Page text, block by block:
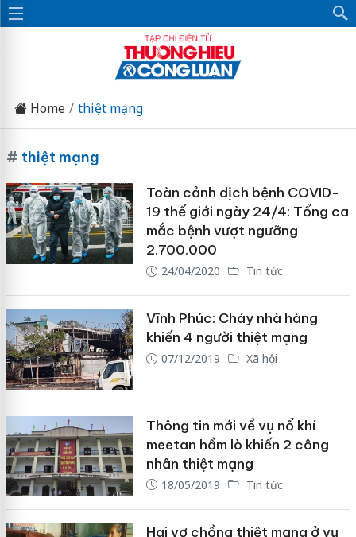
Home thiệt mạng
# thiệt mạng
Toàn cảnh dịch bệnh COVID-
19 thế giới ngày 24/4: Tổng ca
mắc bệnh vượt ngưỡng
2.700.000
24/04/2020 Tin tức
Vĩnh Phúc: Cháy nhà hàng
khiến 4 người thiệt mạng
07/12/2019 Xã hội
Thông tin mới về vụ nổ khí
meetan hầm lò khiến 2 công
nhân thiệt mạng
18/05/2019 Tin tức
Hai vợ chồng thiệt mạng ở vụ